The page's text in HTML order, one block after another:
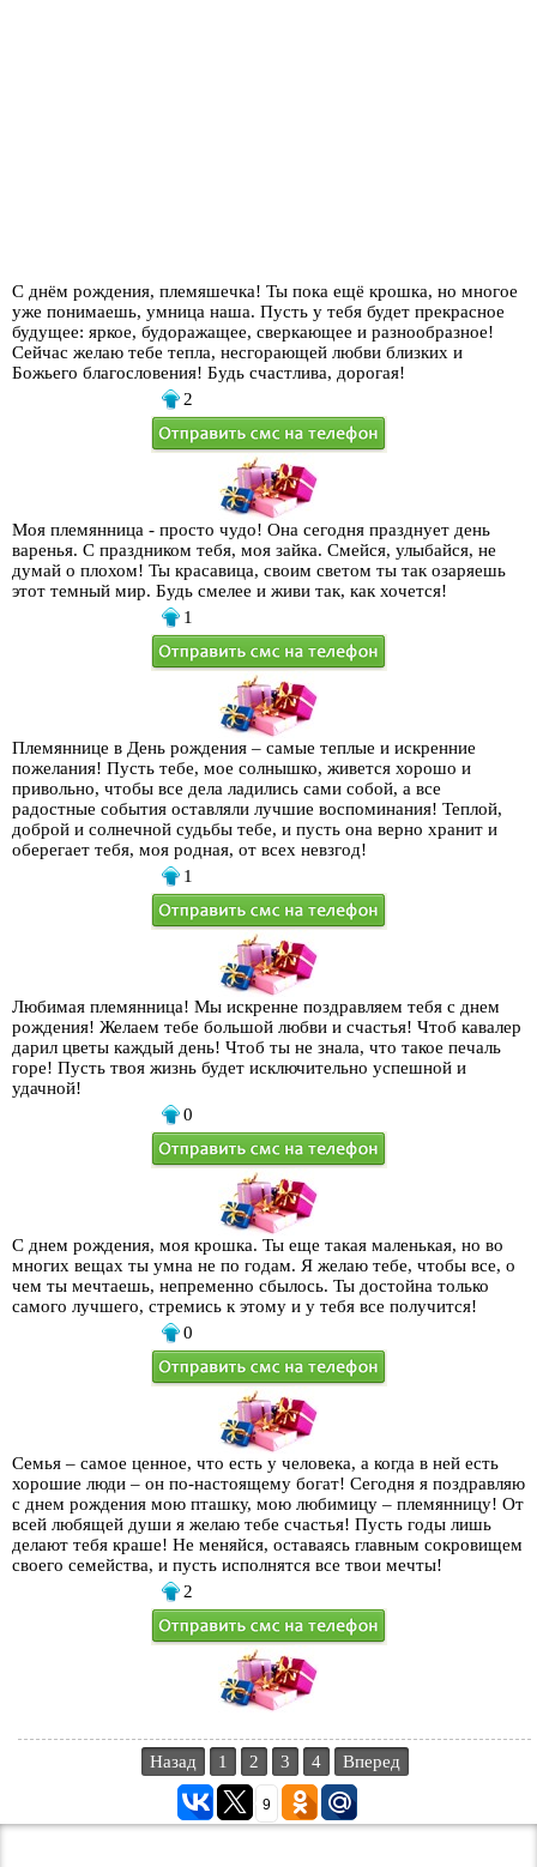
С днём рождения, племяшечка! Ты пока ещё крошка, но многое
уже понимаешь, умница наша. Пусть у тебя будет прекрасное
будущее: яркое, будоражащее, сверкающее и разнообразное!
Сейчас желаю тебе тепла, несгорающей любви близких и
Божьего благословения! Будь счастлива, дорогая!
2
Моя племянница - просто чудо! Она сегодня празднует день
варенья. С праздником тебя, моя зайка. Смейся, улыбайся, не
думай о плохом! Ты красавица, своим светом ты так озаряешь
этот темный мир. Будь смелее и живи так, как хочется!
1
Племяннице в День рождения – самые теплые и искренние
пожелания! Пусть тебе, мое солнышко, живется хорошо и
привольно, чтобы все дела ладились сами собой, а все
радостные события оставляли лучшие воспоминания! Теплой,
доброй и солнечной судьбы тебе, и пусть она верно хранит и
оберегает тебя, моя родная, от всех невзгод!
1
Любимая племянница! Мы искренне поздравляем тебя с днем
рождения! Желаем тебе большой любви и счастья! Чтоб кавалер
дарил цветы каждый день! Чтоб ты не знала, что такое печаль
горе! Пусть твоя жизнь будет исключительно успешной и
удачной!
0
С днем рождения, моя крошка. Ты еще такая маленькая, но во
многих вещах ты умна не по годам. Я желаю тебе, чтобы все, о
чем ты мечтаешь, непременно сбылось. Ты достойна только
самого лучшего, стремись к этому и у тебя все получится!
0
Семья – самое ценное, что есть у человека, а когда в ней есть
хорошие люди – он по-настоящему богат! Сегодня я поздравляю
с днем рождения мою пташку, мою любимицу – племянницу! От
всей любящей души я желаю тебе счастья! Пусть годы лишь
делают тебя краше! Не меняйся, оставаясь главным сокровищем
своего семейства, и пусть исполнятся все твои мечты!
2
Назад 1 2 3 4 Вперед
9